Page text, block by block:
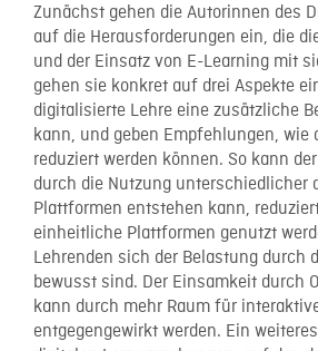
Zunächst gehen die Autorinnen des
auf die Herausforderungen ein, die
und der Einsatz von E-Learning mit
gehen sie konkret auf drei Aspekte
digitalisierte Lehre eine zusätzliche
kann, und geben Empfehlungen, wie
reduziert werden können. So kann
durch die Nutzung unterschiedlicher
Plattformen entstehen kann,
einheitliche Plattformen genutzt
Lehrenden sich der Belastung durch
bewusst sind. Der Einsamkeit durch
kann durch mehr Raum für
entgegengewirkt werden. Ein